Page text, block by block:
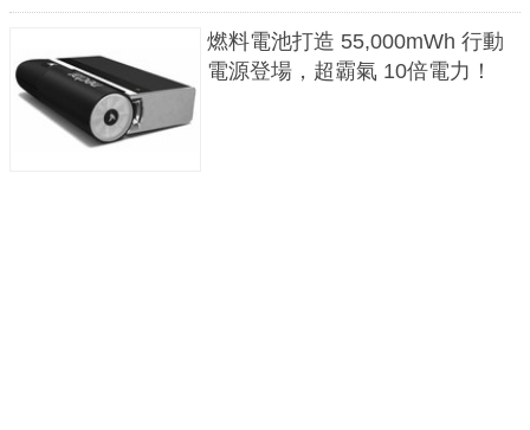
燃料電池打造 55,000mWh 行動
電源登場，超霸氣 10倍電力！